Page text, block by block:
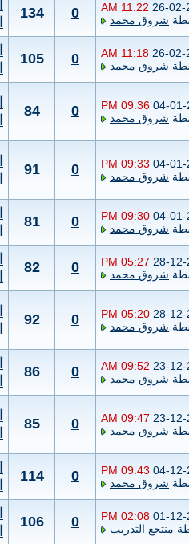
26-02-
11:22 AM
شروق محمد 0
134
26-02-
11:18 AM
شروق محمد 0
105
04-01-
09:36 PM
شروق محمد 0
84
04-01-
09:33 PM
شروق محمد 0
91
04-01-
09:30 PM
شروق محمد 0
81
28-
05:27 PM
شروق محمد 0
82
28-
05:20 PM
شروق محمد 0
92
23-
09:52 AM
شروق محمد 0
86
23-
09:47 AM
شروق محمد 0
85
04-12-
09:43 PM
شروق محمد 0
114
01-12-
02:08 PM
منتجع التدريب 0
106